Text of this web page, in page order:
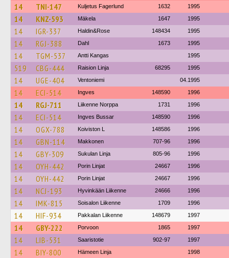
14 TNI-147 Kuljetus Fagerlund 1632 1995
14 KNZ-593 Mäkela 1647 1995
14 IGR-337 Haldin&Rose 148434 1995
14 RGJ-388 Dahl 1673 1995
14 TGM-537 Antti Kangas 1995
519 CBG-444 Raision Linja 68295 1995
14 UGE-404 Ventoniemi 04.1995
14 ECI-514 Ingves 148590 1996
14 RGJ-711 Liikenne Norppa 1731 1996
14 ECI-514 Ingves Bussar 148590 1996
14 OGX-788 Koiviston L 148586 1996
14 GBN-114 Makkonen 707-96 1996
14 GBY-309 Sukulan Linja 805-96 1996
14 OYH-442 Porin Linjat 24667 1996
14 OYH-442 Porin Linjat 24667 1996
14 NCJ-193 Hyvinkään Liikenne 24666 1996
14 IMK-815 Soisalon Liikenne 1709 1996
14 HIF-934 Pakkalan Liikenne 148679 1997
14 GBY-222 Porvoon 1865 1997
14 LIB-531 Saaristotie 902-97 1997
14 BIY-800 Hämeen Linja 1998